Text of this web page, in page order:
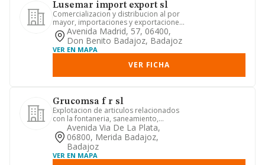
Lusemar import export sl
Comercializacion y distribucion al por
mayor, importaciones y exportaciones
de marmoles, granitos y...
Avenida Madrid, 57, 06400,
Don Benito Badajoz, Badajoz
VER EN MAPA
VER FICHA
Grucomsa f r sl
Explotacion de articulos relacionados
con la fontaneria, saneamiento,
calefaccion, aire acondiciona...
Avenida Via De La Plata,
06800, Merida Badajoz,
Badajoz
VER EN MAPA